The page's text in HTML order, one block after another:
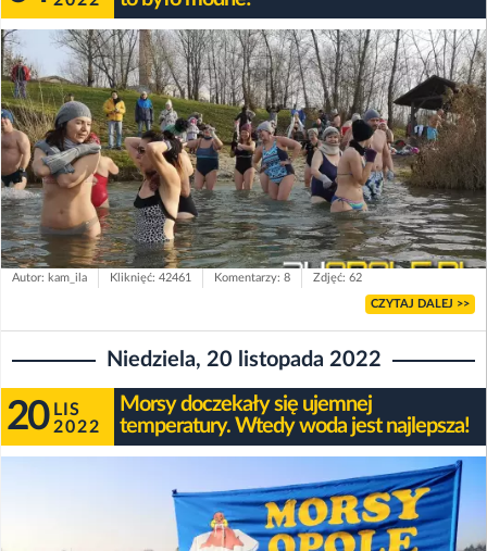
Autor: kam_ila Kliknięć: 42461 Komentarzy: 8 Zdjęć: 62
CZYTAJ DALEJ >>
Niedziela, 20 listopada 2022
20 LIS
2022
Morsy doczekały się ujemnej
temperatury. Wtedy woda jest najlepsza!